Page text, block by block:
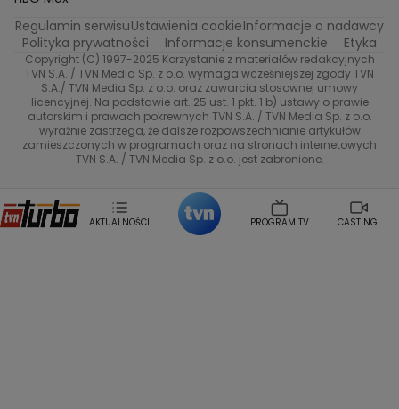
Katarzyna Rozmyslowicz
Anna SamusionekPrzemyslaw Cypryanski
Damian MichalowskiEwa Piekut
Magdalena GwozdzKuchenne Rewolucje
Tadeusz Huk Lucyna MalecEwa Gawryluk
Marta JankowskaBartosz Skrobisz
Malwina WedzikowskaKrzysztof Skorzynski
Helena Englert Aleksander Zniszczol
Sonia Mietielica
Maciej Kuciel
Weekendowa Metamorfoza
Leszek Lichota
Przepisy
TVN7
TVN Style
Co za tydzień
TTV
Regulamin serwisuUstawienia cookieInformacje o nadawcy
Polityka prywatności
Informacje konsumenckie Etyka
Copyright (C) 1997-2025 Korzystanie z materiałów redakcyjnych
TVN S.A. / TVN Media Sp. z o.o. wymaga wcześniejszej zgody TVN
S.A./ TVN Media Sp. z o.o. oraz zawarcia stosownej umowy
licencyjnej. Na podstawie art. 25 ust. 1 pkt. 1 b) ustawy o prawie
autorskim i prawach pokrewnych TVN S.A. / TVN Media Sp. z o.o.
wyraźnie zastrzega, że dalsze rozpowszechnianie artykułów
zamieszczonych w programach oraz na stronach internetowych
TVN S.A. / TVN Media Sp. z o.o. jest zabronione.
AKTUALNOŚCI PROGRAM TV CASTINGI